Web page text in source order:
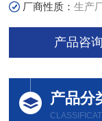
厂商性质：生产
产品咨询
产品分